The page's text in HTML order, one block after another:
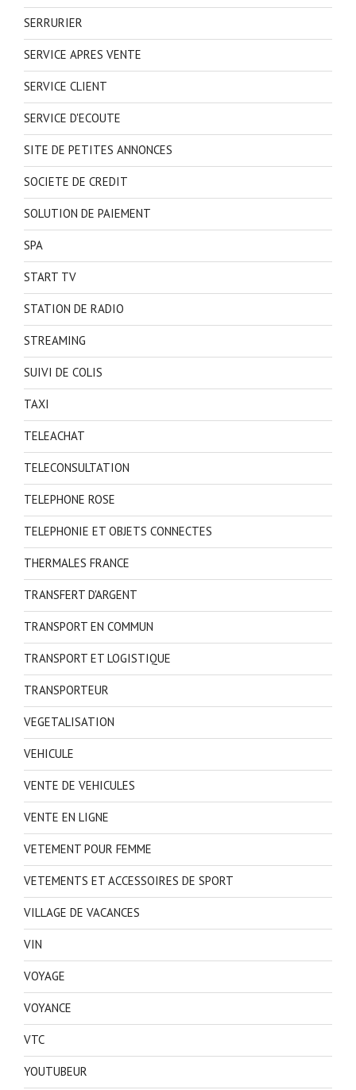
SERRURIER
SERVICE APRES VENTE
SERVICE CLIENT
SERVICE D'ECOUTE
SITE DE PETITES ANNONCES
SOCIETE DE CREDIT
SOLUTION DE PAIEMENT
SPA
START TV
STATION DE RADIO
STREAMING
SUIVI DE COLIS
TAXI
TELEACHAT
TELECONSULTATION
TELEPHONE ROSE
TELEPHONIE ET OBJETS CONNECTES
THERMALES FRANCE
TRANSFERT D'ARGENT
TRANSPORT EN COMMUN
TRANSPORT ET LOGISTIQUE
TRANSPORTEUR
VEGETALISATION
VEHICULE
VENTE DE VEHICULES
VENTE EN LIGNE
VETEMENT POUR FEMME
VETEMENTS ET ACCESSOIRES DE SPORT
VILLAGE DE VACANCES
VIN
VOYAGE
VOYANCE
VTC
YOUTUBEUR